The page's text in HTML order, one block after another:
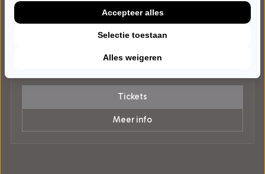
Syb van der Ploeg
Wereldzangers
Stichting Cultuurbevordering Lemsterland - De Hege
Tickets
Meer info
Alles weigeren
Selectie toestaan
Accepteer alles